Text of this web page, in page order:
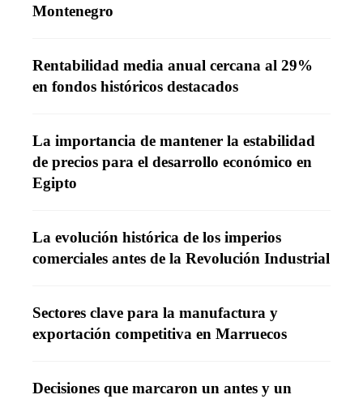
Montenegro
Rentabilidad media anual cercana al 29%
en fondos históricos destacados
La importancia de mantener la estabilidad
de precios para el desarrollo económico en
Egipto
La evolución histórica de los imperios
comerciales antes de la Revolución Industrial
Sectores clave para la manufactura y
exportación competitiva en Marruecos
Decisiones que marcaron un antes y un